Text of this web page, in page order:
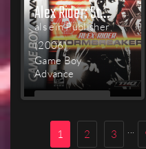
Alex Rider: Stormbreaker
als ein Publisher
(2006)
Game Boy
Advance
MEHR
1 2 3 ...